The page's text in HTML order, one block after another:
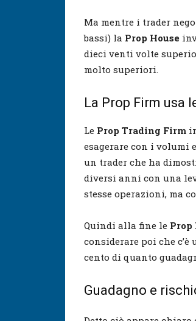
Ma mentre i trader
bassi) la Prop House
dieci venti volte
molto superiori.
La Prop Firm usa
Le Prop Trading Firm
esagerare con i volumi
un trader che ha
diversi anni con una
stesse operazioni, ma
Quindi alla fine le Prop
considerare poi che
cento di quanto
Guadagno e